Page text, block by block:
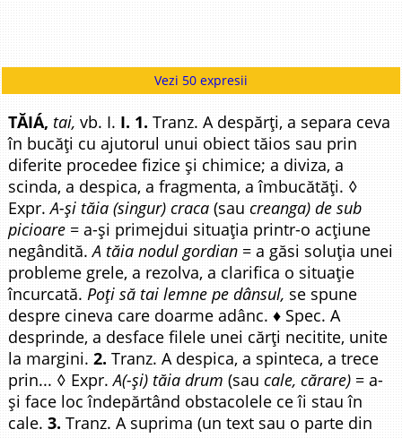
Vezi 50 expresii
TĂIÁ, tai, vb. I. I. 1. Tranz. A despărți, a separa ceva
în bucăți cu ajutorul unui obiect tăios sau prin
diferite procedee fizice și chimice; a diviza, a
scinda, a despica, a fragmenta, a îmbucătăți. ◊
Expr.A-și tăia (singur) craca (saucreanga) de sub
picioare = a-și primejdui situația printr-o acțiune
negândită.A tăia nodul gordian = a găsi soluția unei
probleme grele, a rezolva, a clarifica o situație
încurcată.Poți să tai lemne pe dânsul, se spune
despre cineva care doarme adânc. ♦ Spec. A
desprinde, a desface filele unei cărți necitite, unite
la margini.2. Tranz. A despica, a spinteca, a trece
prin... ◊ Expr.A(-și) tăia drum (saucale, cărare) = a-
și face loc îndepărtând obstacolele ce îi stau în
cale.3. Tranz. A suprima (un text sau o parte din